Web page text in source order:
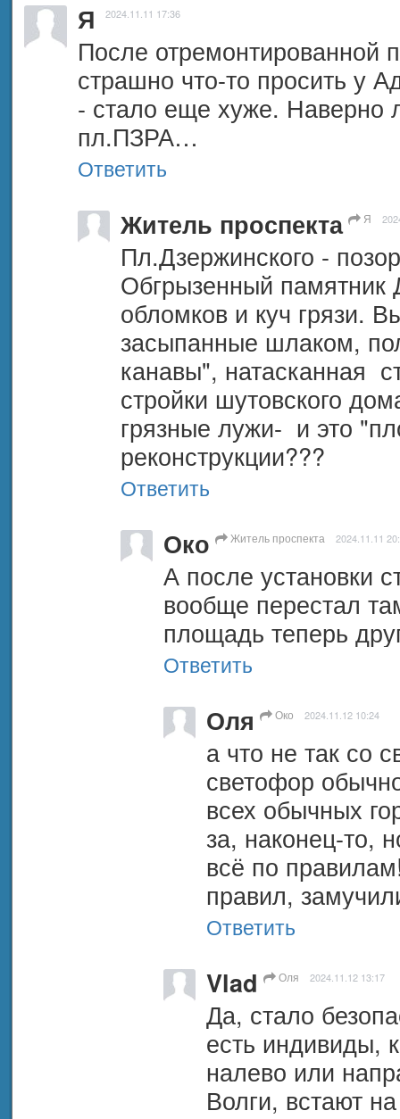
Я 2024.11.11 17:36
После отремонтированной
страшно что-то просить у
- стало еще хуже. Наверно
пл.ПЗРА…
Ответить
Житель проспекта Я
Пл.Дзержинского -
Обгрызенный памятник
обломков и куч грязи.
засыпанные шлаком,
канавы", натасканная
стройки шутовского
грязные лужи-  и это
реконструкции???
Ответить
Око Житель проспекта 2024.11.11
А после установки
вообще перестал
площадь теперь
Ответить
Оля Око 2024.11.12 10:24
а что не так со
светофор
всех обычных
за, наконец-то,
всё по
правил,
Ответить
Vlad Оля 2024.11.12 13:17
Да, стало
есть индивиды,
налево или
Волги, встают